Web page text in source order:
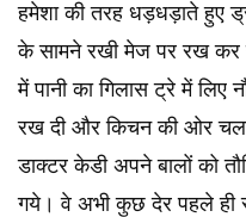
हमेशा की तरह धड़धड़ाते हुए
के सामने रखी मेज पर रख कर
में पानी का गिलास ट्रे में
रख दी और किचन की ओर
डाक्टर केडी अपने बालों को
गये। वे अभी कुछ देर पहले